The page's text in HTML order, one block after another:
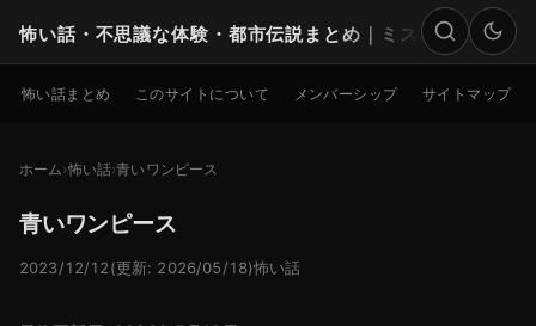
怖い話・不思議な体験・都市伝説まとめ｜ミステリー
検索
怖い話まとめ このサイトについて メンバーシップ サイトマップ
ホーム 怖い話 青いワンピース
青いワンピース
2023/12/12 (更新: 2026/05/18)怖い話